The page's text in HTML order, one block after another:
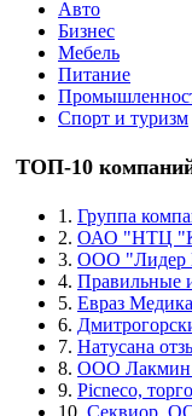
Авто
Бизнес
Мебель
Питание
Спорт и туризм
ТОП-10
1. Группа
2. ОАО "НТЦ
3. ООО "Лидер
4. Правильные
5. Евраз
6.
7. Натусана
8. ООО Лакмин
9. Picneco,
10. Секвиор,